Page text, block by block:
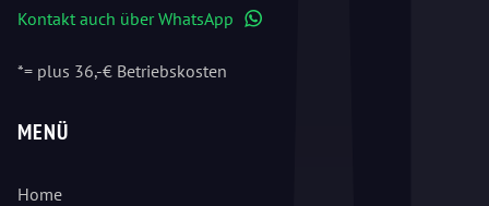
Kontakt auch über WhatsApp
*= plus 36,-€ Betriebskosten
MENÜ
Home